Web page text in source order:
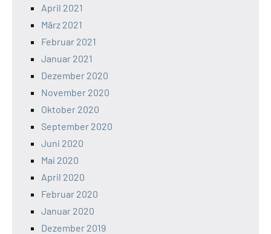
April 2021
März 2021
Februar 2021
Januar 2021
Dezember 2020
November 2020
Oktober 2020
September 2020
Juni 2020
Mai 2020
April 2020
Februar 2020
Januar 2020
Dezember 2019